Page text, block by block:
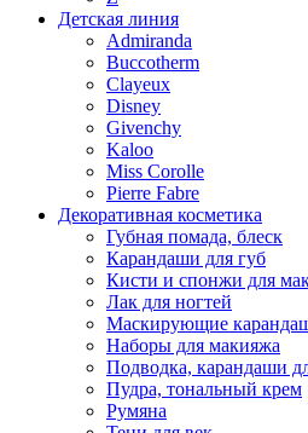
Детская линия
Admiranda
Buccotherm
Clayeux
Disney
Givenchy
Kaloo
Miss Corolle
Pierre Fabre
Декоративная косметика
Губная помада, блеск
Карандаши для губ
Кисти и спонжи для
Лак для ногтей
Маскирующие
Наборы для макияжа
Подводка, карандаши
Пудра, тональный крем
Румяна